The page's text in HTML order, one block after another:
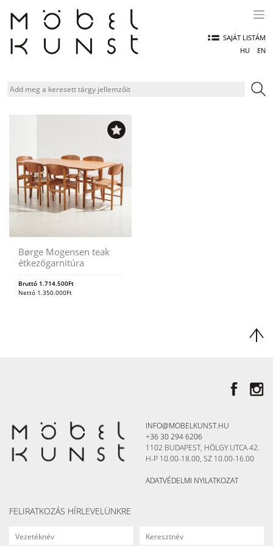
content
SAJÁT LISTÁM
HU
EN
Børge Mogensen teak
étkezőgarnitúra
Bruttó 1.714.500Ft
Nettó 1.350.000Ft
INFO@MOBELKUNST.HU
+36 30 294 6206
1102 BUDAPEST, HÖLGY UTCA 42.
H-P 10.00-18.00, SZ 10.00-16.00
ADATVÉDELMI NYILATKOZAT
FELIRATKOZÁS HÍRLEVELÜNKRE